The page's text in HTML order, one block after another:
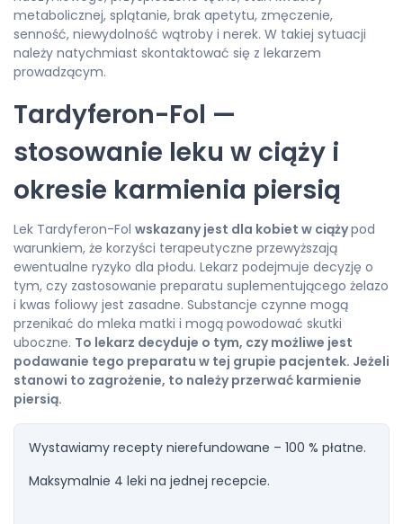
metabolicznej, splątanie, brak apetytu, zmęczenie,
senność, niewydolność wątroby i nerek. W takiej sytuacji
należy natychmiast skontaktować się z lekarzem
prowadzącym.
Tardyferon-Fol —
stosowanie leku w ciąży i
okresie karmienia piersią
Lek Tardyferon-Fol wskazany jest dla kobiet w ciążypod
warunkiem, że korzyści terapeutyczne przewyższają
ewentualne ryzyko dla płodu. Lekarz podejmuje decyzję o
tym, czy zastosowanie preparatu suplementującego żelazo
i kwas foliowy jest zasadne. Substancje czynne mogą
przenikać do mleka matki i mogą powodować skutki
uboczne. To lekarz decyduje o tym, czy możliwe jest
podawanie tego preparatu w tej grupie pacjentek. Jeżeli
stanowi to zagrożenie, to należy przerwać karmienie
piersią.
Wystawiamy recepty nierefundowane – 100 % płatne.
Maksymalnie 4 leki na jednej recepcie.